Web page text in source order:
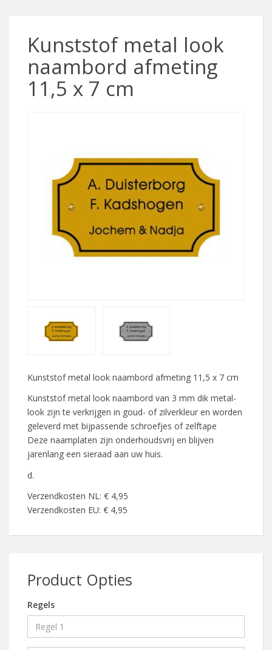
Kunststof metal look
naambord afmeting
11,5 x 7 cm
Kunststof metal look naambord afmeting 11,5 x 7 cm
Kunststof metal look naambord van 3 mm dik metal-
look zijn te verkrijgen in goud- of zilverkleur en worden
geleverd met bijpassende schroefjes of zelftape
Deze naamplaten zijn onderhoudsvrij en blijven
jarenlang een sieraad aan uw huis.
d.
Verzendkosten NL: € 4,95
Verzendkosten EU: € 4,95
Product Opties
Regels